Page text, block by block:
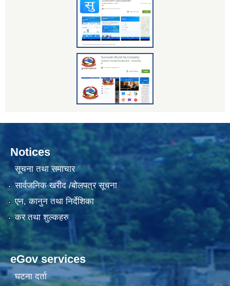
Notices
सूचना तथा समाचार
सार्वजनिक खरीद /बोलपत्र सूचना
एन, कानुन तथा निर्देशिका
कर तथा शुल्कहरु
eGov services
घटना दर्ता